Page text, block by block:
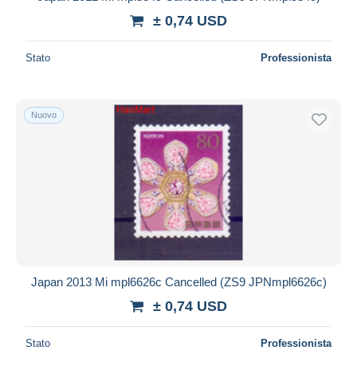
± 0,74 USD
Stato Professionista
Nuovo
Japan 2013 Mi mpl6626c Cancelled (ZS9 JPNmpl6626c)
± 0,74 USD
Stato Professionista